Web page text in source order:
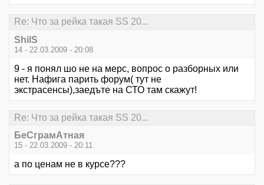
Re: Что за рейка такая SS 20...
ShilS
14 - 22.03.2009 - 20:08
9 - я понял шо не на мерс, вопрос о разборных или
нет. Нафига парить форум( тут не
экстрасенсы),заедъте на СТО там скажут!
Re: Что за рейка такая SS 20...
БеСграмАтная
15 - 22.03.2009 - 20:11
а по ценам не в курсе???